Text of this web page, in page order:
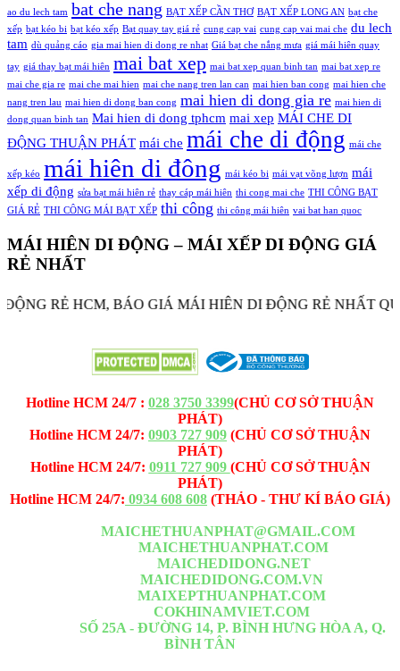
ao du lech tam bat che nang BẠT XẾP CẦN THƠ BẠT XẾP LONG AN bạt che
xếp bạt kéo bi bạt kéo xếp Bạt quay tay giá rẻ cung cap vai cung cap vai mai che du lech
tam dù quảng cáo gia mai hien di dong re nhat Giá bạt che nắng mưa giá mái hiên quay
tay giá thay bạt mái hiên mai bat xep mai bat xep quan binh tan mai bat xep re
mai che gia re mai che mai hien mai che nang tren lan can mai hien ban cong mai hien che
nang tren lau mai hien di dong ban cong mai hien di dong gia re mai hien di
dong quan binh tan Mai hien di dong tphcm mai xep MÁI CHE DI
ĐỘNG THUẬN PHÁT mái che mái che di động mái che
xếp kéo mái hiên di đông mái kéo bi mái vạt võng lượn mái
xếp di động sửa bạt mái hiên rẻ thay cáp mái hiên thi cong mai che THI CÔNG BẠT
GIÁ RẺ THI CÔNG MÁI BẠT XẾP thi công thi công mái hiên vai bat han quoc
MÁI HIÊN DI ĐỘNG – MÁI XẾP DI ĐỘNG GIÁ
RẺ NHẤT
RẺ HCM, BÁO GIÁ MÁI HIÊN DI ĐỘNG RẺ NHẤT
Hotline HCM 24/7 : 028 3750 3399(CHỦ CƠ SỞ THUẬN
PHÁT)
Hotline HCM 24/7: 0903 727 909 (CHỦ CƠ SỞ THUẬN
PHÁT)
Hotline HCM 24/7: 0911 727 909 (CHỦ CƠ SỞ THUẬN
PHÁT)
Hotline HCM 24/7: 0934 608 608 (THẢO - THƯ KÍ BÁO GIÁ)
MAICHETHUANPHAT@GMAIL.COM
MAICHETHUANPHAT.COM
MAICHEDIDONG.NET
MAICHEDIDONG.COM.VN
MAIXEPTHUANPHAT.COM
COKHINAMVIET.COM
SỐ 25A - ĐƯỜNG 14, P. BÌNH HƯNG HÒA A, Q.
BÌNH TÂN